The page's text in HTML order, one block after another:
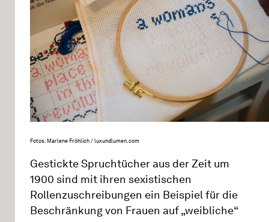
Fotos: Marlene Fröhlich / luxundlumen.com
Gestickte Spruchtücher aus der Zeit um
1900 sind mit ihren sexistischen
Rollenzuschreibungen ein Beispiel für die
Beschränkung von Frauen auf „weibliche“